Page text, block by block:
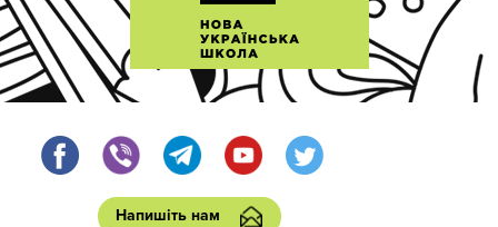
Напишіть нам